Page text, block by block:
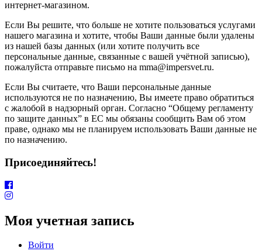
интернет-магазином.
Если Вы решите, что больше не хотите пользоваться услугами
нашего магазина и хотите, чтобы Ваши данные были удалены
из нашей базы данных (или хотите получить все
персональные данные, связанные с вашей учётной записью),
пожалуйста отправьте письмо на mma@impersvet.ru.
Если Вы считаете, что Ваши персональные данные
используются не по назначению, Вы имеете право обратиться
с жалобой в надзорный орган. Согласно “Общему регламенту
по защите данных” в ЕС мы обязаны сообщить Вам об этом
праве, однако мы не планируем использовать Ваши данные не
по назначению.
Присоединяйтесь!
Моя учетная запись
Войти